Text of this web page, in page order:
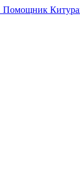
Помощник